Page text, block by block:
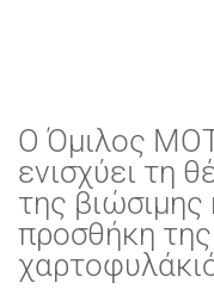
Ο Όμιλος
ενισχύει τη
της βιώσιμης
προσθήκη